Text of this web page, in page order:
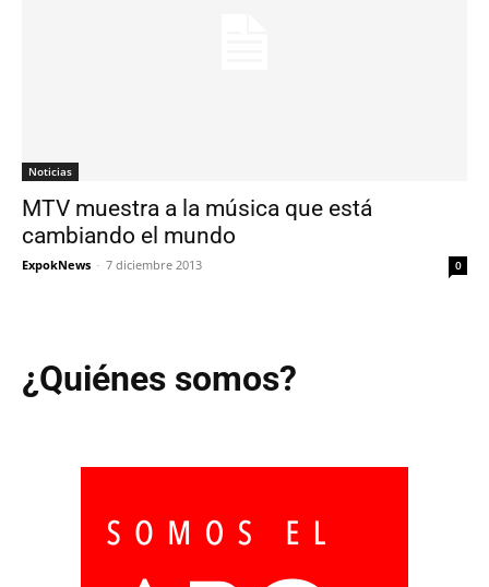
Noticias
MTV muestra a la música que está
cambiando el mundo
ExpokNews - 7 diciembre 2013 0
¿Quiénes somos?